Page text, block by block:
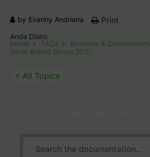
by Evariny Andriana Print
Anda Disini:
Home
FAQs
Business & Commissions
Silver Bound Bonus 2021
< All Topics